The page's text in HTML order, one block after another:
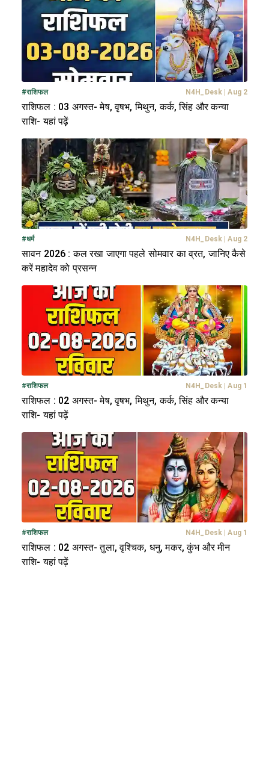
#राशिफल N4H_Desk Aug 2
राशिफल : 03 अगस्त- मेष, वृषभ, मिथुन, कर्क, सिंह और कन्या
राशि- यहां पढ़ें
#धर्म N4H_Desk Aug 2
सावन 2026 : कल रखा जाएगा पहले सोमवार का व्रत, जानिए कैसे
करें महादेव को प्रसन्न
#राशिफल N4H_Desk Aug 1
राशिफल : 02 अगस्त- मेष, वृषभ, मिथुन, कर्क, सिंह और कन्या
राशि- यहां पढ़ें
#राशिफल N4H_Desk Aug 1
राशिफल : 02 अगस्त- तुला, वृश्चिक, धनु, मकर, कुंभ और मीन
राशि- यहां पढ़ें